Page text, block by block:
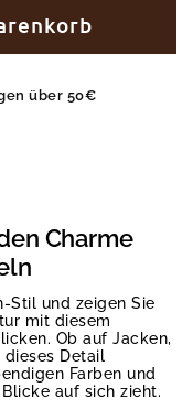
über 50€
Charme
Stil und zeigen Sie
mit diesem
Ob auf Jacken,
dieses Detail
Farben und
auf sich zieht.